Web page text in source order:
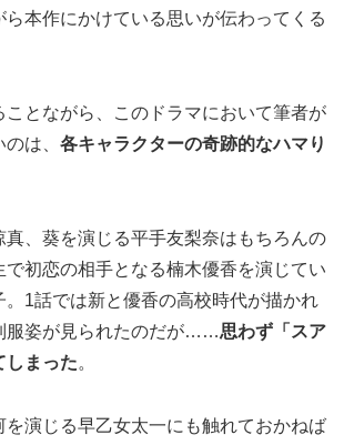
ら本作にかけている思いが伝わってくる
ことながら、このドラマにおいて筆者が
は、 各キャラクターの奇跡的なハマり
真、葵を演じる平手友梨奈はもちろんの
で初恋の相手となる楠木優香を演じてい
。1話では新と優香の高校時代が描かれ
服姿が見られたのだが……思わず「スア
しまった。
を演じる早乙女太一にも触れておかねば